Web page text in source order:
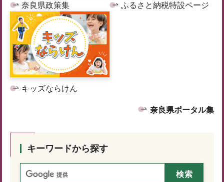
奈良県政策集 ふるさと納税特設ページ
キッズならけん
奈良県ポータル集
キーワードから探す